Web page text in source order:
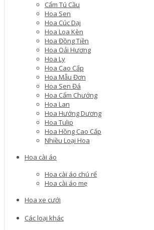
Cẩm Tú Cầu
Hoa Sen
Hoa Cúc Dại
Hoa Loa Kèn
Hoa Đồng Tiền
Hoa Oải Hương
Hoa Ly
Hoa Cao Cấp
Hoa Mẫu Đơn
Hoa Sen Đá
Hoa Cẩm Chướng
Hoa Lan
Hoa Hướng Dương
Hoa Tulip
Hoa Hồng Cao Cấp
Nhiều Loại Hoa
Hoa cài áo
Hoa cài áo chú rể
Hoa cài áo mẹ
Hoa xe cưới
Các loại khác